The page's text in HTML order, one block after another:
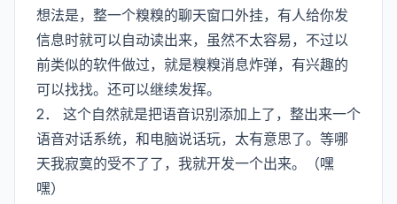
想法是，整一个糗糗的聊天窗口外挂，有人给你发
信息时就可以自动读出来，虽然不太容易，不过以
前类似的软件做过，就是糗糗消息炸弹，有兴趣的
可以找找。还可以继续发挥。
2． 这个自然就是把语音识别添加上了，整出来一个
语音对话系统，和电脑说话玩，太有意思了。等哪
天我寂寞的受不了了，我就开发一个出来。（嘿
嘿）